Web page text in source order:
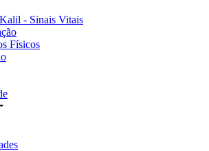
- Sinais Vitais
Físicos